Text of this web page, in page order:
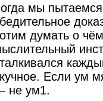
мы
думать о
Если ум
не ум1.